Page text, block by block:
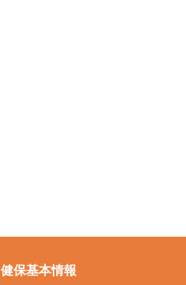
健保基本情報